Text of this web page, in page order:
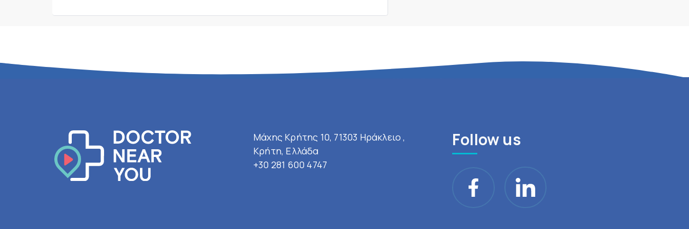
Μάχης Κρήτης 10, 71303 Ηράκλειο ,
Κρήτη, Ελλάδα
+30 281 600 4747
Follow us